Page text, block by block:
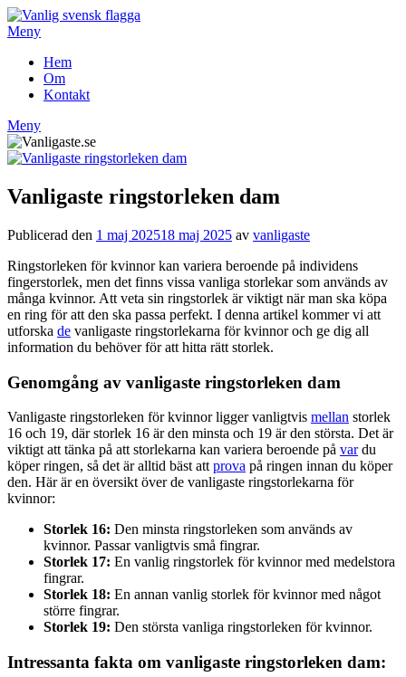
Hoppa
till
Meny
Hem
Om
Kontakt
Meny
Vanligaste ringstorleken dam
Publicerad den 1 maj 202518 maj 2025 av vanligaste
Ringstorleken för kvinnor kan variera beroende på individens
fingerstorlek, men det finns vissa vanliga storlekar som används av
många kvinnor. Att veta sin ringstorlek är viktigt när man ska köpa
en ring för att den ska passa perfekt. I denna artikel kommer vi att
utforska de vanligaste ringstorlekarna för kvinnor och ge dig all
information du behöver för att hitta rätt storlek.
Genomgång av vanligaste ringstorleken dam
Vanligaste ringstorleken för kvinnor ligger vanligtvis mellan storlek
16 och 19, där storlek 16 är den minsta och 19 är den största. Det är
viktigt att tänka på att storlekarna kan variera beroende på vardu
köper ringen, så det är alltid bäst att prova på ringen innan du köper
den. Här är en översikt över de vanligaste ringstorlekarna för
kvinnor:
Storlek 16: Den minsta ringstorleken som används av
kvinnor. Passar vanligtvis små fingrar.
Storlek 17: En vanlig ringstorlek för kvinnor med medelstora
fingrar.
Storlek 18: En annan vanlig storlek för kvinnor med något
större fingrar.
Storlek 19: Den största vanliga ringstorleken för kvinnor.
Intressanta fakta om vanligaste ringstorleken dam: